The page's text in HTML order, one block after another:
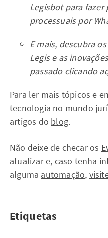
Legisbot para
processuais por
E mais, descubra
Legis e as
passado clicando
Para ler mais tópicos e
tecnologia no mundo
artigos do blog.
Não deixe de checar os
atualizar e, caso tenha
alguma automação,
Etiquetas